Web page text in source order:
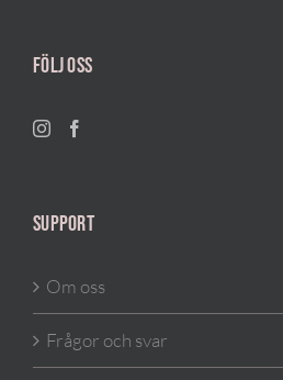
FÖLJ OSS
SUPPORT
Om oss
Frågor och svar